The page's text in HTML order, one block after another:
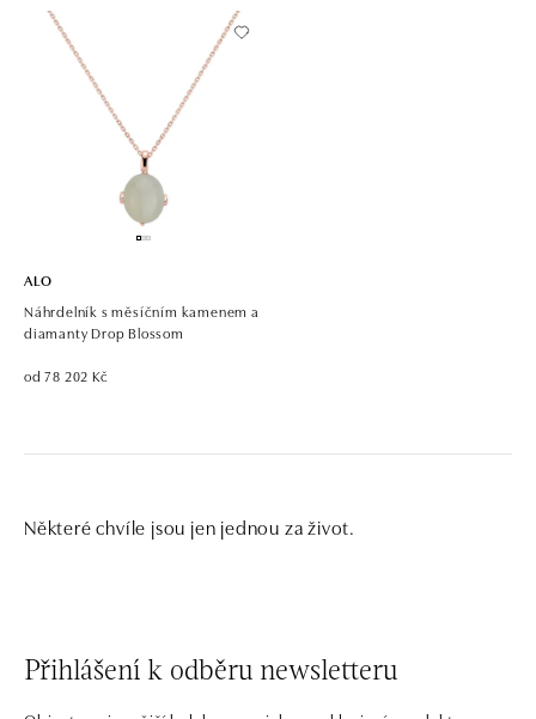
ALO
Náhrdelník s měsíčním kamenem a
diamanty Drop Blossom
od 78 202 Kč
Některé chvíle jsou jen jednou za život.
Přihlášení k odběru newsletteru